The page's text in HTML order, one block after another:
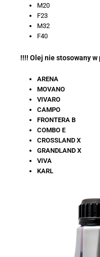
M20
F23
M32
F40
!!!! Olej nie stosowany
ARENA
MOVANO
VIVARO
CAMPO
FRONTERA B
COMBO E
CROSSLAND X
GRANDLAND X
VIVA
KARL